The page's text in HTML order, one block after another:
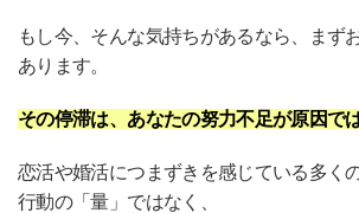
もし今、そんな気持ちがあるなら、まず
あります。
その停滞は、あなたの努力不足が原因で
恋活や婚活につまずきを感じている多く
行動の「量」ではなく、